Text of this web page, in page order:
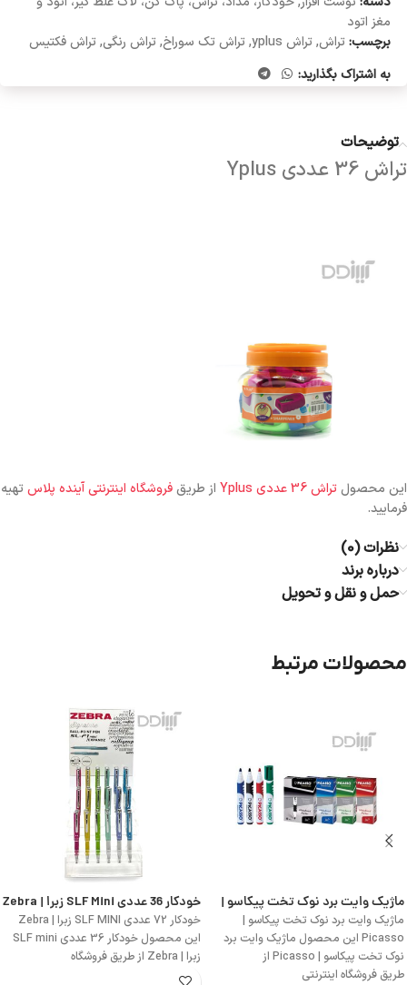
مغز اتود
برچسب:تراش,تراش yplus ,تراش تک سوراخ,تراش رنگی,تراش فکتیس
به اشتراک بگذارید:
توضیحات
تراش 36 عددی Yplus
این محصولتراش 36 عددی Yplus از طریقفروشگاه اینترنتی آینده پلاستهیه
فرمایید.
نظرات (0)
درباره برند
حمل و نقل و تحویل
محصولات مرتبط
ماژیک وایت برد نوک تخت پیکاسو |
Picasso
ماژیک وایت برد نوک تخت پیکاسو |
Picasso این محصول ماژیک وایت برد
نوک تخت پیکاسو | Picasso از
طریق فروشگاه اینترنتی
خودکار 36 عددی SLF Mini زبرا | Zebra
خودکار 72 عددی SLF MINI زبرا | Zebra
این محصول خودکار 36 عددی SLF mini
زبرا | Zebra از طریق فروشگاه